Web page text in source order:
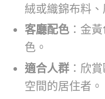
絨或織錦布料
客廳配色 ：金
色。
適合人群 ：欣
空間的居住者。